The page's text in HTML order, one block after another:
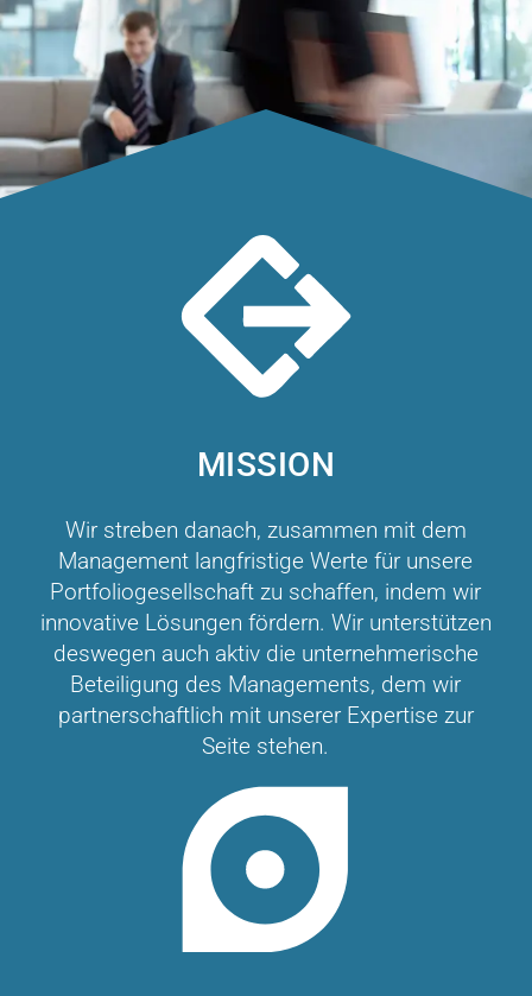
MISSION
Wir streben danach, zusammen mit dem
Management langfristige Werte für unsere
Portfoliogesellschaft zu schaffen, indem wir
innovative Lösungen fördern. Wir unterstützen
deswegen auch aktiv die unternehmerische
Beteiligung des Managements, dem wir
partnerschaftlich mit unserer Expertise zur
Seite stehen.